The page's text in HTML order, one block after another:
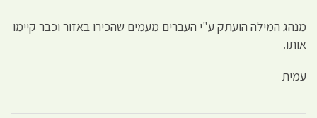
מנהג המילה הועתק ע"י העברים מעמים שהכירו באזור וכבר קיימו
אותו.
עמית